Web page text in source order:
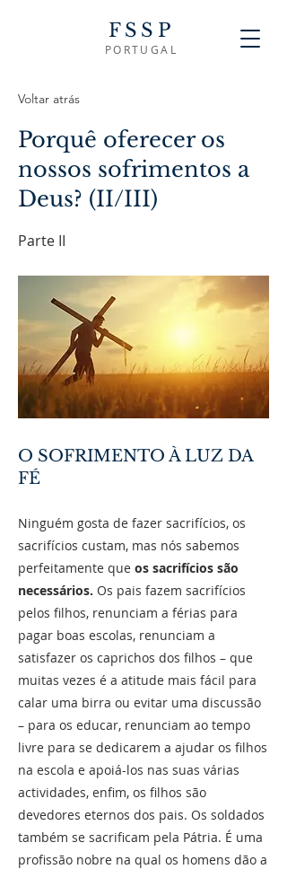
FSSP
PORTUGAL
Voltar atrás
Porquê oferecer os
nossos sofrimentos a
Deus? (II/III)
Parte II
O SOFRIMENTO À LUZ DA
FÉ
Ninguém gosta de fazer sacrifícios, os
sacrifícios custam, mas nós sabemos
perfeitamente que os sacrifícios são
necessários. Os pais fazem sacrifícios
pelos filhos, renunciam a férias para
pagar boas escolas, renunciam a
satisfazer os caprichos dos filhos – que
muitas vezes é a atitude mais fácil para
calar uma birra ou evitar uma discussão
– para os educar, renunciam ao tempo
livre para se dedicarem a ajudar os filhos
na escola e apoiá-los nas suas várias
actividades, enfim, os filhos são
devedores eternos dos pais. Os soldados
também se sacrificam pela Pátria. É uma
profissão nobre na qual os homens dão a